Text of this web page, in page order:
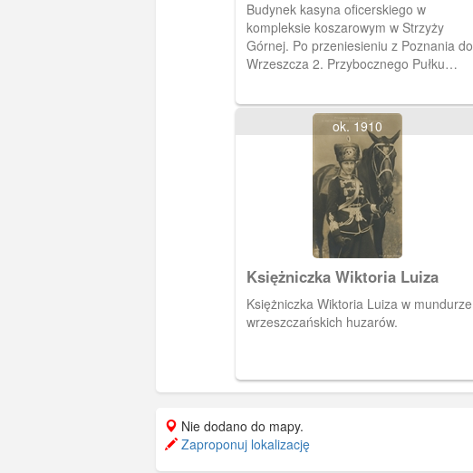
Budynek kasyna oficerskiego w
kompleksie koszarowym w Strzyży
Górnej. Po przeniesieniu z Poznania do
Wrzeszcza 2. Przybocznego Pułku
lustrzanym odbiciem. Obie części
spojono łącznikiem w którym mieściła
się sala bankietowa. Nowe kasyno
uroczyście otwarto 14 września 1901
ok. 1910
Księżniczka Wiktoria Luiza
Księżniczka Wiktoria Luiza w mundurze
wrzeszczańskich huzarów.
Nie dodano do mapy.
Zaproponuj lokalizację